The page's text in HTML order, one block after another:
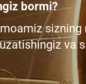
bormi?
va